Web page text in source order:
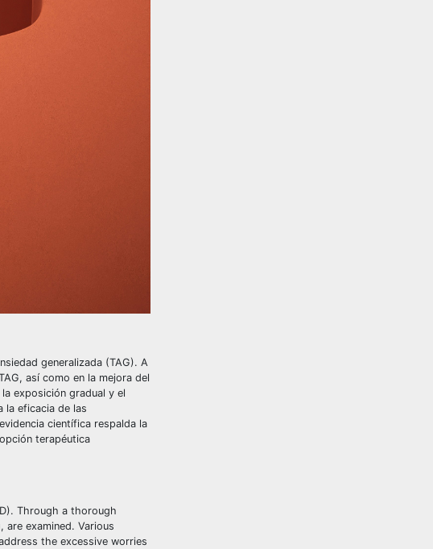
generalizada (TAG). A
así como en la mejora del
exposición gradual y el
la eficacia de las
científica respalda la
terapéutica
Through a thorough
examined. Various
the excessive worries